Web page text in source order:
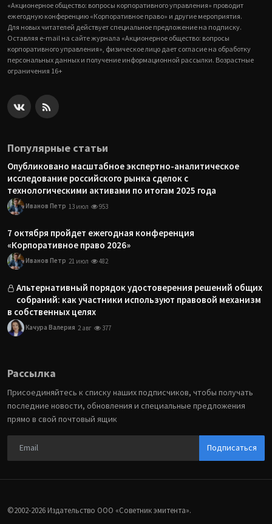
«Акционерное общество: вопросы корпоративного управления» проводит
ежегодную конференцию «Корпоративное право» и другие мероприятия.
Для новых читателей действует специальное предложение на подписку.
Оставляя e-mail на сайте журнала «Акционерное общество: вопросы
корпоративного управления», физическое лицо дает согласие на обработку
персональных данных и получение информационной рассылки. Возрастные
ограничения 16+
Популярные статьи
Опубликовано масштабное экспертно-аналитическое
исследование российского рынка сделок с
технологическими активами по итогам 2025 года
Иванов Петр 13 июл 953
7 октября пройдет ежегодная конференция
«Корпоративное право 2026»
Иванов Петр 21 июл 482
Альтернативный порядок удостоверения решений общих
собраний: как участники используют правовой механизм
в собственных целях
Качура Валерия 2 авг 377
Рассылка
Присоединяйтесь к списку наших подписчиков, чтобы получать
последние новости, обновления и специальные предложения
прямо в свой почтовый ящик
Подписаться
©2002-2026 Издательство ООО «‎Советник эмитента».